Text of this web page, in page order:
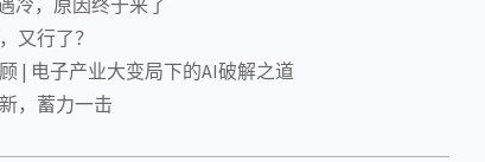
冷，原因终于来了
又行了？
| 电子产业大变局下的AI破解之道
，蓄力一击